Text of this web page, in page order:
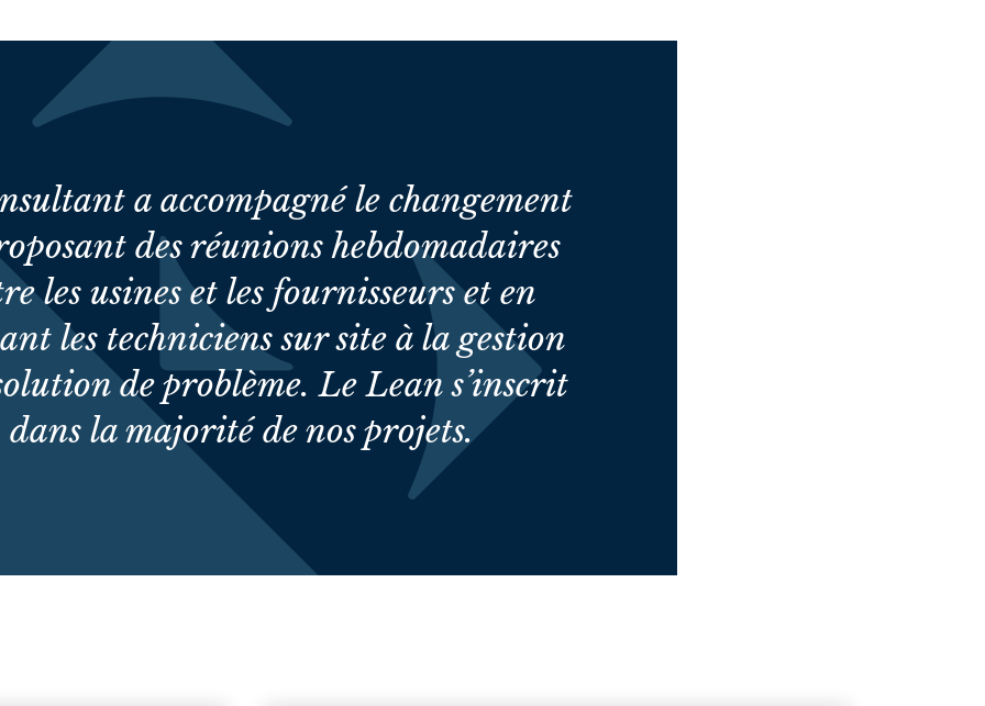
a accompagné le changement
des réunions hebdomadaires
les usines et les fournisseurs et en
les techniciens sur site à la gestion
de problème. Le Lean s’inscrit
dans la majorité de nos projets.